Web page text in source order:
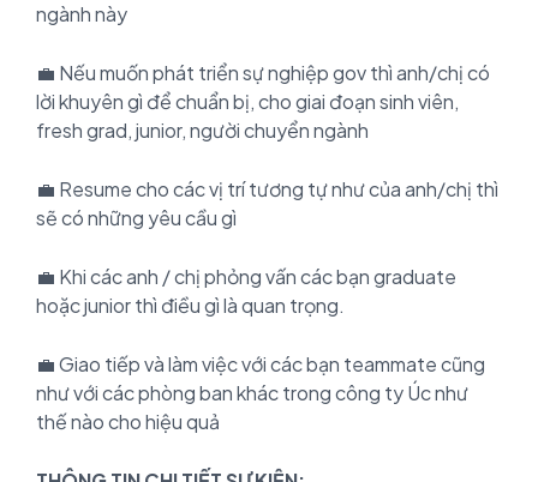
ngành này
💼 Nếu muốn phát triển sự nghiệp gov thì anh/chị có
lời khuyên gì để chuẩn bị, cho giai đoạn sinh viên,
fresh grad, junior, người chuyển ngành
💼 Resume cho các vị trí tương tự như của anh/chị thì
sẽ có những yêu cầu gì
💼 Khi các anh / chị phỏng vấn các bạn graduate
hoặc junior thì điều gì là quan trọng.
💼 Giao tiếp và làm việc với các bạn teammate cũng
như với các phòng ban khác trong công ty Úc như
thế nào cho hiệu quả